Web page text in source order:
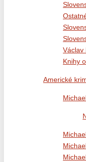
Václav
Knihy
Americké